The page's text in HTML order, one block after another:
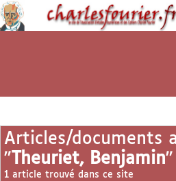
Articles/documents
" Theuriet, Benjamin"
1 article trouvé dans ce site